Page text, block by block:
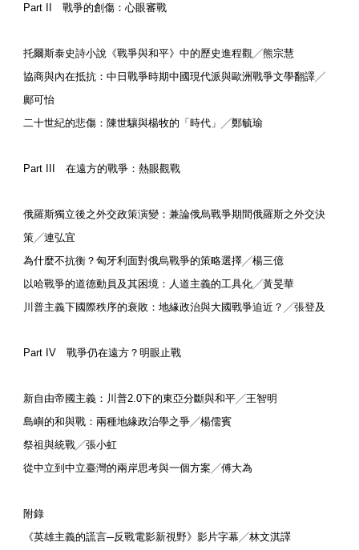
Part II 戰爭的創傷：心眼審戰
托爾斯泰史詩小說《戰爭與和平》中的歷史進程觀╱熊宗慧
協商與內在抵抗：中日戰爭時期中國現代派與歐洲戰爭文學翻譯╱
鄺可怡
二十世紀的悲傷：陳世驤與楊牧的「時代」╱鄭毓瑜
Part III 在遠方的戰爭：熱眼觀戰
俄羅斯獨立後之外交政策演變：兼論俄烏戰爭期間俄羅斯之外交決
策╱連弘宜
為什麼不抗衡？匈牙利面對俄烏戰爭的策略選擇╱楊三億
以哈戰爭的道德動員及其困境：人道主義的工具化╱黃旻華
川普主義下國際秩序的衰敗：地緣政治與大國戰爭迫近？╱張登及
Part IV 戰爭仍在遠方？明眼止戰
新自由帝國主義：川普2.0下的東亞分斷與和平╱王智明
島嶼的和與戰：兩種地緣政治學之爭╱楊儒賓
祭祖與統戰╱張小虹
從中立到中立臺灣的兩岸思考與一個方案╱傅大為
附錄
《英雄主義的謊言─反戰電影新視野》影片字幕╱林文淇譯